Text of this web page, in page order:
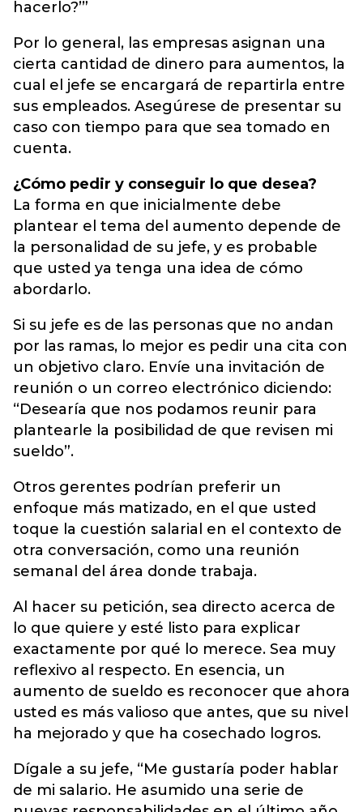
hacerlo?’”
Por lo general, las empresas asignan una
cierta cantidad de dinero para aumentos, la
cual el jefe se encargará de repartirla entre
sus empleados. Asegúrese de presentar su
caso con tiempo para que sea tomado en
cuenta.
¿Cómo pedir y conseguir lo que desea?
La forma en que inicialmente debe
plantear el tema del aumento depende de
la personalidad de su jefe, y es probable
que usted ya tenga una idea de cómo
abordarlo.
Si su jefe es de las personas que no andan
por las ramas, lo mejor es pedir una cita con
un objetivo claro. Envíe una invitación de
reunión o un correo electrónico diciendo:
“Desearía que nos podamos reunir para
plantearle la posibilidad de que revisen mi
sueldo”.
Otros gerentes podrían preferir un
enfoque más matizado, en el que usted
toque la cuestión salarial en el contexto de
otra conversación, como una reunión
semanal del área donde trabaja.
Al hacer su petición, sea directo acerca de
lo que quiere y esté listo para explicar
exactamente por qué lo merece. Sea muy
reflexivo al respecto. En esencia, un
aumento de sueldo es reconocer que ahora
usted es más valioso que antes, que su nivel
ha mejorado y que ha cosechado logros.
Dígale a su jefe, “Me gustaría poder hablar
de mi salario. He asumido una serie de